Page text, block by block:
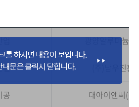
업 광양알루미늄(
넬 (주)남우진흥
공 대아이앤씨(주)